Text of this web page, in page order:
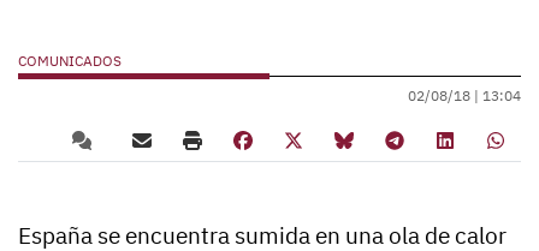
COMUNICADOS
02/08/18 | 13:04
España se encuentra sumida en una ola de calor